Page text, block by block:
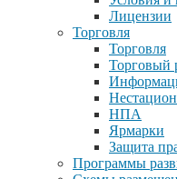
Лицензии
Торговля
Торговля
Торговый
НПА
Ярмарки
Защита
Программы